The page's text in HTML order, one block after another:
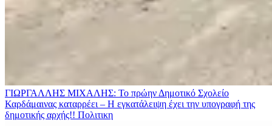
ΓΙΩΡΓΑΛΛΗΣ ΜΙΧΑΛΗΣ: Το πρώην Δημοτικό Σχολείο
Καρδάμαινας καταρρέει – Η εγκατάλειψη έχει την υπογραφή της
δημοτικής αρχής!! Πολιτικη